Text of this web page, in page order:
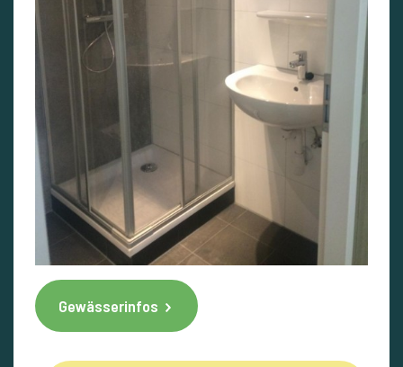
Gewässerinfos